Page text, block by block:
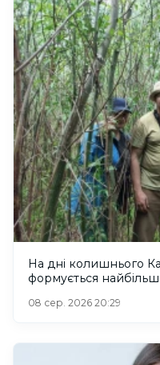
На дні колишнього
формується
08 сер. 2026 20:29